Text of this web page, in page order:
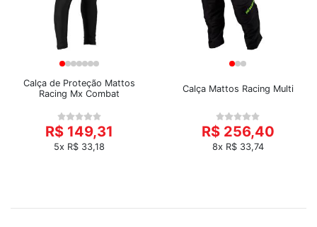
Calça de Proteção Mattos
Racing Mx Combat
R$ 149,31
5x R$ 33,18
Calça Mattos Racing Multi
R$ 256,40
8x R$ 33,74